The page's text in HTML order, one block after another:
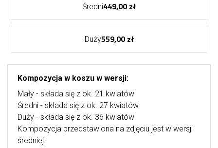
Średni449,00 zł
Duży559,00 zł
Kompozycja w koszu w wersji:
Mały - składa się z ok. 21 kwiatów
Średni - składa się z ok. 27 kwiatów
Duży - składa się z ok. 36 kwiatów
Kompozycja przedstawiona na zdjęciu jest w wersji
średniej.